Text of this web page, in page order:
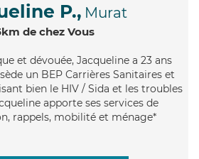
P., Murat
de chez Vous
et dévouée, Jacqueline a 23 ans
un BEP Carrières Sanitaires et
bien le HIV / Sida et les troubles
apporte ses services de
rappels, mobilité et ménage*